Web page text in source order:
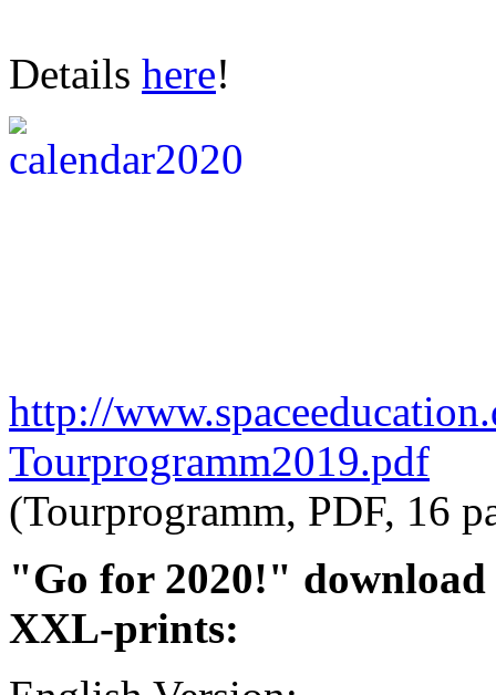
Details here!
http://
Tourprogramm2019.pdf
(Tourprogramm, PDF, 16
"Go for 2020!"
XXL-prints: